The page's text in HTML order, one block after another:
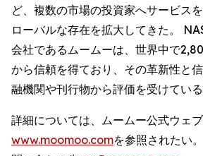
ど、複数の市場の投資家へサービス
ローバルな存在を拡大してきた。
会社であるムームーは、世界中で
から信頼を得ており、その革新性と
融機関や刊行物から評価を受けている
詳細については、ムームー公式ウェ
www.moomoo.comを参照されたい。